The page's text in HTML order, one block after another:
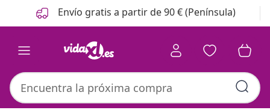
Anterior
Siguiente Envío gratis a partir de 90 € (Península)